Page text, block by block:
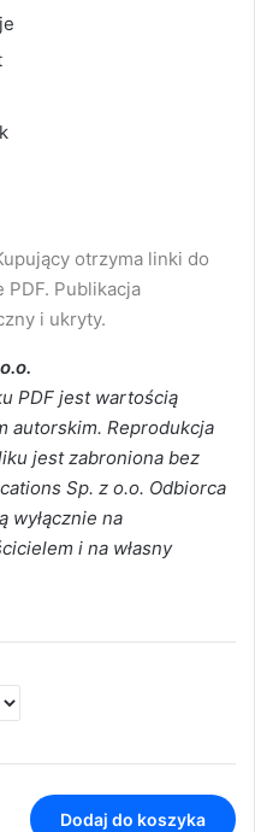
otrzyma linki do
Publikacja
i ukryty.
PDF jest wartością
autorskim. Reprodukcja
jest zabroniona bez
Sp. z o.o. Odbiorca
wyłącznie na
i na własny
Dodaj do koszyka